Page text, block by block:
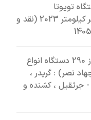
6 دستگاه تویوتا
هیبریدهای کرولا صفر کیلومتر 2023 (نقد و
شروع مزایده بیش از 290 دستگاه انواع
نصر) : گریدر ،
- جرثقیل ، کشنده و